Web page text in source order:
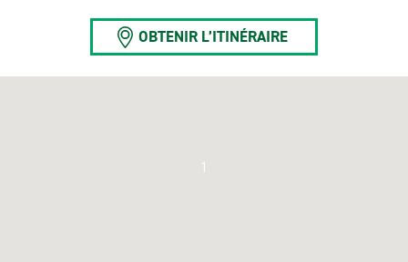
OBTENIR L’ITINÉRAIRE
1